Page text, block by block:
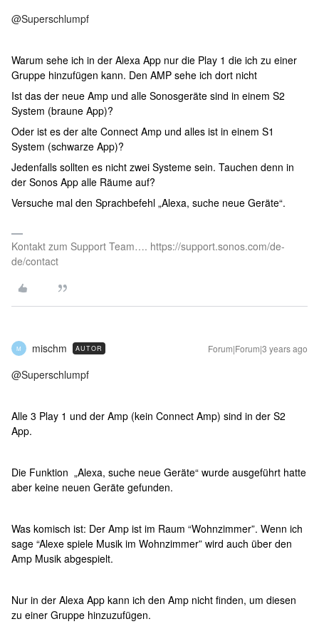
@Superschlumpf
Warum sehe ich in der Alexa App nur die Play 1 die ich zu einer
Gruppe hinzufügen kann. Den AMP sehe ich dort nicht
Ist das der neue Amp und alle Sonosgeräte sind in einem S2
System (braune App)?
Oder ist es der alte Connect Amp und alles ist in einem S1
System (schwarze App)?
Jedenfalls sollten es nicht zwei Systeme sein. Tauchen denn in
der Sonos App alle Räume auf?
Versuche mal den Sprachbefehl „Alexa, suche neue Geräte“.
Kontakt zum Support Team…. https://support.sonos.com/de-
de/contact
M mischm AUTOR Forum|Forum|3 years ago
@Superschlumpf
Alle 3 Play 1 und der Amp (kein Connect Amp) sind in der S2
App.
Die Funktion „Alexa, suche neue Geräte“ wurde ausgeführt hatte
aber keine neuen Geräte gefunden.
Was komisch ist: Der Amp ist im Raum “Wohnzimmer”. Wenn ich
sage “Alexe spiele Musik im Wohnzimmer” wird auch über den
Amp Musik abgespielt.
Nur in der Alexa App kann ich den Amp nicht finden, um diesen
zu einer Gruppe hinzuzufügen.